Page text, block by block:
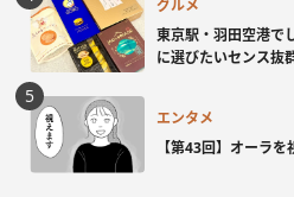
グルメ
東京駅・羽田空港
に選びたいセンス抜
エンタメ
【第43回】オーラを